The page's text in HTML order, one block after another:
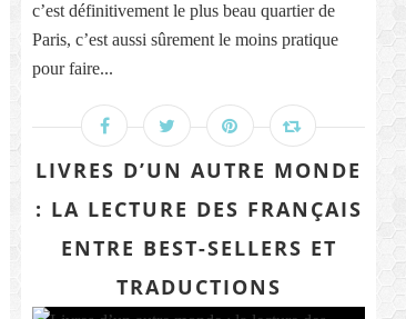
c’est définitivement le plus beau quartier de
Paris, c’est aussi sûrement le moins pratique
pour faire...
LIVRES D’UN AUTRE MONDE
: LA LECTURE DES FRANÇAIS
ENTRE BEST-SELLERS ET
TRADUCTIONS